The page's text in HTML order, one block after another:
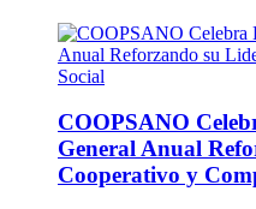
COOPSANO
General Anual
Cooperativo y